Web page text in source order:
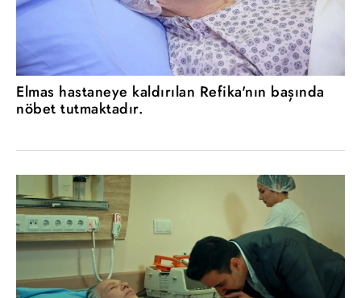
Elmas hastaneye kaldırılan Refika'nın başında
nöbet tutmaktadır.